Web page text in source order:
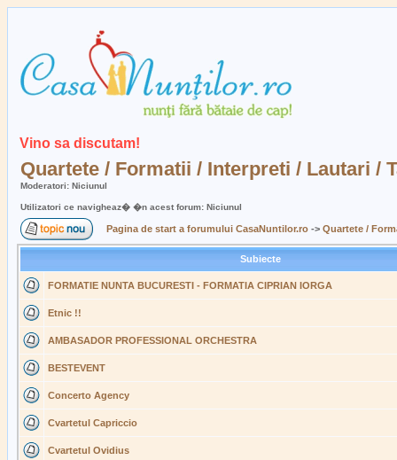
Vino sa discutam!
Quartete / Formatii / Interpreti / Lautari /
Moderatori: Niciunul
Utilizatori ce navigheaz� �n acest forum: Niciunul
Pagina de start a forumului CasaNuntilor.ro -> Quartete /
Subiecte
FORMATIE NUNTA BUCURESTI - FORMATIA CIPRIAN IORGA
Etnic !!
AMBASADOR PROFESSIONAL ORCHESTRA
BESTEVENT
Concerto Agency
Cvartetul Capriccio
Cvartetul Ovidius